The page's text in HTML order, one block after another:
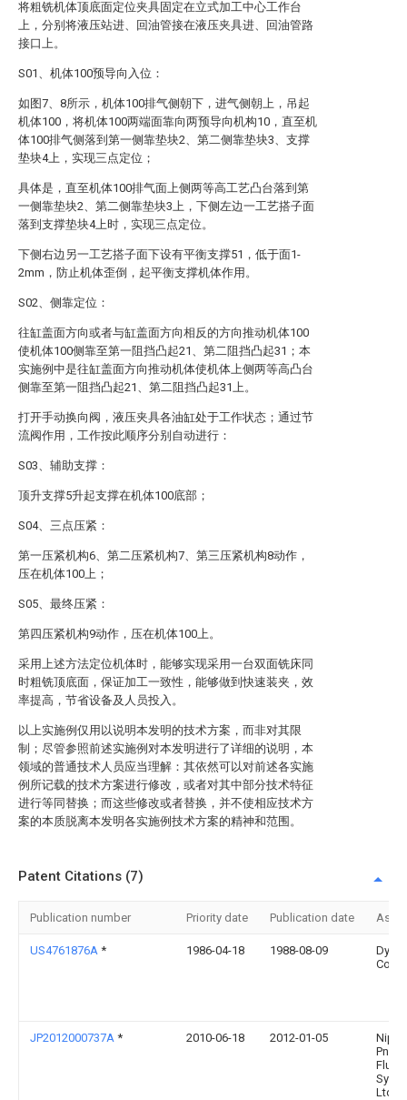
将粗铣机体顶底面定位夹具固定在立式加工中心工作台
上，分别将液压站进、回油管接在液压夹具进、回油管路
接口上。
S01、机体100预导向入位：
如图7、8所示，机体100排气侧朝下，进气侧朝上，吊起
机体100，将机体100两端面靠向两预导向机构10，直至机
体100排气侧落到第一侧靠垫块2、第二侧靠垫块3、支撑
垫块4上，实现三点定位；
具体是，直至机体100排气面上侧两等高工艺凸台落到第
一侧靠垫块2、第二侧靠垫块3上，下侧左边一工艺搭子面
落到支撑垫块4上时，实现三点定位。
下侧右边另一工艺搭子面下设有平衡支撑51，低于面1-
2mm，防止机体歪倒，起平衡支撑机体作用。
S02、侧靠定位：
往缸盖面方向或者与缸盖面方向相反的方向推动机体100
使机体100侧靠至第一阻挡凸起21、第二阻挡凸起31；本
实施例中是往缸盖面方向推动机体使机体上侧两等高凸台
侧靠至第一阻挡凸起21、第二阻挡凸起31上。
打开手动换向阀，液压夹具各油缸处于工作状态；通过节
流阀作用，工作按此顺序分别自动进行：
S03、辅助支撑：
顶升支撑5升起支撑在机体100底部；
S04、三点压紧：
第一压紧机构6、第二压紧机构7、第三压紧机构8动作，
压在机体100上；
S05、最终压紧：
第四压紧机构9动作，压在机体100上。
采用上述方法定位机体时，能够实现采用一台双面铣床同
时粗铣顶底面，保证加工一致性，能够做到快速装夹，效
率提高，节省设备及人员投入。
以上实施例仅用以说明本发明的技术方案，而非对其限
制；尽管参照前述实施例对本发明进行了详细的说明，本
领域的普通技术人员应当理解：其依然可以对前述各实施
例所记载的技术方案进行修改，或者对其中部分技术特征
进行等同替换；而这些修改或者替换，并不使相应技术方
案的本质脱离本发明各实施例技术方案的精神和范围。
Patent Citations (7)
Publication number Priority date Publication date
US4761876A * 1986-04-18 1988-08-09
JP2012000737A * 2010-06-18 2012-01-05
Ltd